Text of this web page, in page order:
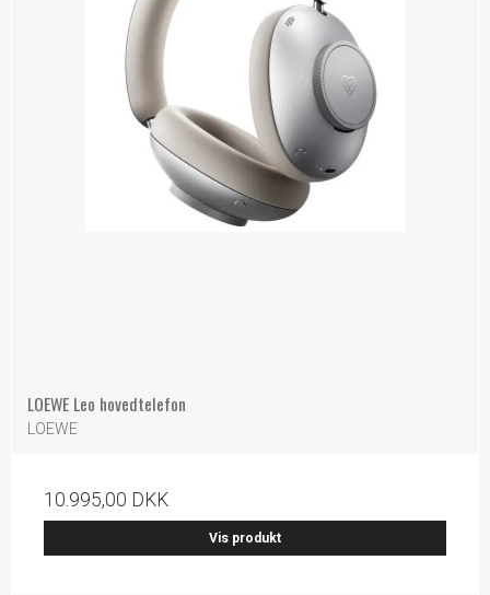
LOEWE Leo hovedtelefon
LOEWE
10.995,00 DKK
Vis produkt